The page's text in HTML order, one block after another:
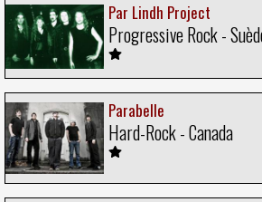
Par Lindh Project
Progressive Rock -
Parabelle
Hard-Rock - Canada